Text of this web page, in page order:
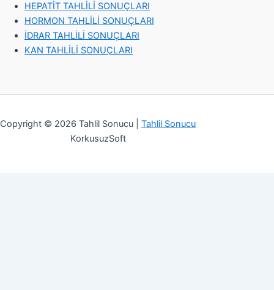
HEPATİT TAHLİLİ SONUÇLARI
HORMON TAHLİLİ SONUÇLARI
İDRAR TAHLİLİ SONUÇLARI
KAN TAHLİLİ SONUÇLARI
Copyright © 2026 Tahlil Sonucu | Tahlil Sonucu
KorkusuzSoft